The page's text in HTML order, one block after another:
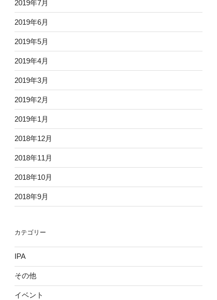
2019年7月
2019年6月
2019年5月
2019年4月
2019年3月
2019年2月
2019年1月
2018年12月
2018年11月
2018年10月
2018年9月
カテゴリー
IPA
その他
イベント